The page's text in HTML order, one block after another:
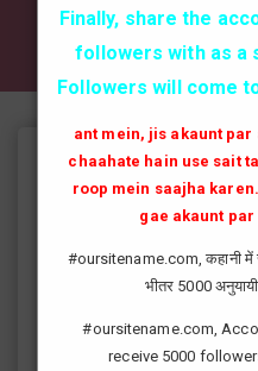
✔✔✔ AKTİF
Instagram Takipçi
instagram'da artık yüksek
fenomen yolunda ilerlemesi
fenomeni ne gibi fayda
Finally, share the
followers with as a
Followers will come
ant mein, jis akaunt
chaahate hain use sait
roop mein saajha
gae akaunt
#oursitename.com, कहानी में
भीतर 5000
#oursitename.com,
receive 5000